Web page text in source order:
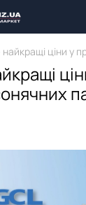
найкращі ціни у